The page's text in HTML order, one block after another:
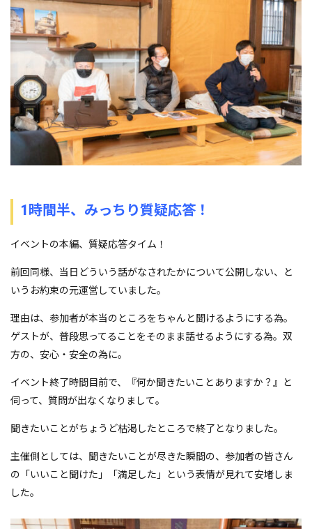
1時間半、みっちり質疑応答！
イベントの本編、質疑応答タイム！
前回同様、当日どういう話がなされたかについて公開しない、と
いうお約束の元運営していました。
理由は、参加者が本当のところをちゃんと聞けるようにする為。
ゲストが、普段思ってることをそのまま話せるようにする為。双
方の、安心・安全の為に。
イベント終了時間目前で、『何か聞きたいことありますか？』と
伺って、質問が出なくなりまして。
聞きたいことがちょうど枯渇したところで終了となりました。
主催側としては、聞きたいことが尽きた瞬間の、参加者の皆さん
の「いいこと聞けた」「満足した」という表情が見れて安堵しま
した。